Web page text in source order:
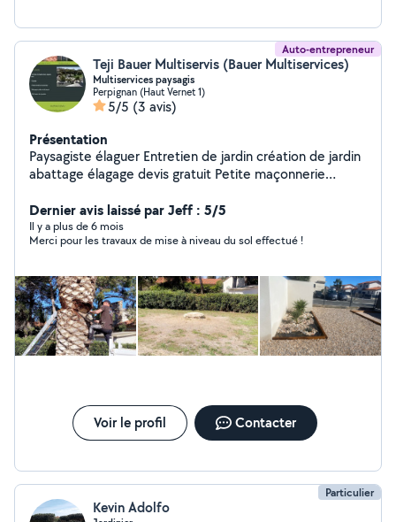
Auto-entrepreneur
Teji Bauer Multiservis (Bauer Multiservices)
Multiservices paysagis
Perpignan (Haut Vernet 1)
5/5 (3 avis)
Présentation
Paysagiste élaguer Entretien de jardin création de jardin
abattage élagage devis gratuit Petite maçonnerie
https://bauermultiservices
Dernier avis laissé par Jeff : 5/5
Il y a plus de 6 mois
Merci pour les travaux de mise à niveau du sol effectué !
Voir le profil Contacter
Particulier
Kevin Adolfo